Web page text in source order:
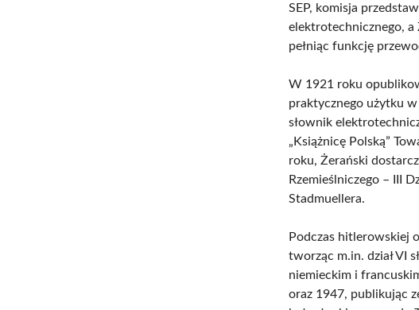
SEP, komisja
elektrotechnicznego, a
pełniąc funkcję
W 1921 roku
praktycznego użytku
słownik
„Książnicę Polską”
roku, Żerański
Rzemieślniczego – III
Stadmuellera.
Podczas hitlerowskiej
tworząc m.in. dział VI
niemieckim i
oraz 1947, publikując